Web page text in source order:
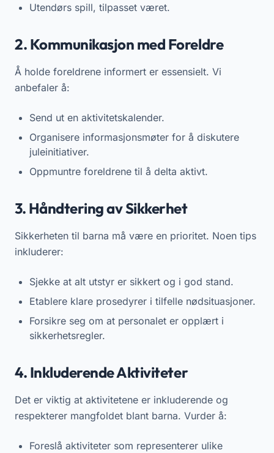
Utendørs spill, tilpasset været.
2. Kommunikasjon med Foreldre
Å holde foreldrene informert er essensielt. Vi
anbefaler å:
Send ut en aktivitetskalender.
Organisere informasjonsmøter for å diskutere
juleinitiativer.
Oppmuntre foreldrene til å delta aktivt.
3. Håndtering av Sikkerhet
Sikkerheten til barna må være en prioritet. Noen tips
inkluderer:
Sjekke at alt utstyr er sikkert og i god stand.
Etablere klare prosedyrer i tilfelle nødsituasjoner.
Forsikre seg om at personalet er opplært i
sikkerhetsregler.
4. Inkluderende Aktiviteter
Det er viktig at aktivitetene er inkluderende og
respekterer mangfoldet blant barna. Vurder å:
Foreslå aktiviteter som representerer ulike